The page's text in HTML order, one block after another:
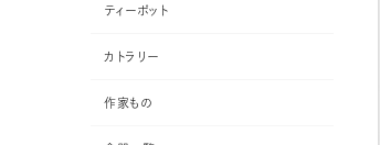
ティーポット
カトラリー
作家もの